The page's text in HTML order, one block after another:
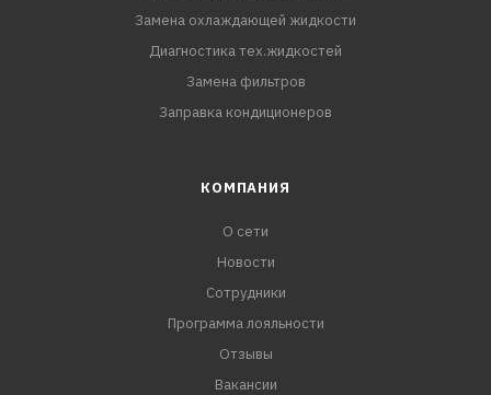
Замена охлаждающей жидкости
Диагностика тех.жидкостей
Замена фильтров
Заправка кондиционеров
КОМПАНИЯ
О сети
Новости
Сотрудники
Программа лояльности
Отзывы
Вакансии